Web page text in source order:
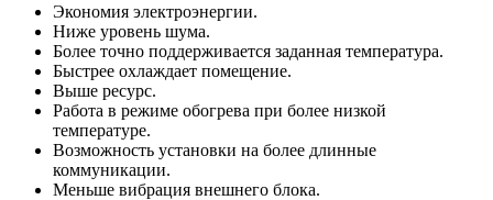
Экономия электроэнергии.
Ниже уровень шума.
Более точно поддерживается заданная температура.
Быстрее охлаждает помещение.
Выше ресурс.
Работа в режиме обогрева при более низкой
температуре.
Возможность установки на более длинные
коммуникации.
Меньше вибрация внешнего блока.